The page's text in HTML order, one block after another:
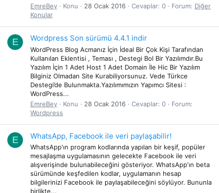
EmreBey
Konu 28 Ocak 2016 Cevaplar: 0 Forum: Diğer
Konular
E Wordpress Son sürümü 4.4.1 indir
WordPress Blog Acmanız İçin İdeal Bir Çok Kişi Tarafından
Kullanılan Eklentisi , Teması , Destegi Bol Bir Yazılımdır.Bu
Yazılım İçin 1 Adet Host 1 Adet Domain İle Hic Bir Yazılım
Bilginiz Olmadan Site Kurabiliyorsunuz. Vede Türkce
Destegi’de Bulunmakta.Yazılımımızın Yapımcı Sitesi :
WordPress...
EmreBey
Konu 28 Ocak 2016 Cevaplar: 0
Forum:
Wordpress
E WhatsApp, Facebook ile veri paylaşabilir!
WhatsApp'ın program kodlarında yapılan bir keşif, popüler
mesajlaşma uygulamasının gelecekte Facebook ile veri
alışverişinde bulunabileceğini gösteriyor. WhatsApp'ın beta
sürümünde keşfedilen kodlar, uygulamanın hesap
bilgilerinizi Facebook ile paylaşabileceğini söylüyor. Bununla
birlikte...